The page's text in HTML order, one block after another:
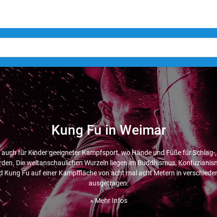
Kung Fu in Weimar
für Kinder geeigneter Kampfsport, wo Hände und Füße für Schlag-
Die weltanschaulichen Wurzeln liegen im Buddhismus,
Fu auf einer Kampffläche von acht mal acht Metern in
ausgetragen.
» Mehr Infos